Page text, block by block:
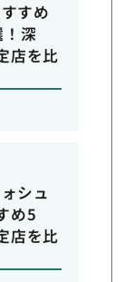
すめ
深
店を比
シュ
め5
店を比